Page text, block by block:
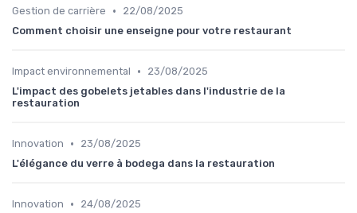
Gestion de carrière •
22/08/2025
Comment choisir une enseigne pour votre restaurant
Impact environnemental •
23/08/2025
L'impact des gobelets jetables dans l'industrie de la
restauration
Innovation •
23/08/2025
L'élégance du verre à bodega dans la restauration
Innovation •
24/08/2025